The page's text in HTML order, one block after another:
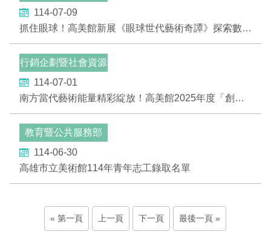
抓住眼球！高美館新展《眼球世代藝術奇譚》探索數位原生世代創作密碼
部
114-07-09
南方當代藝術能量精彩綻放！高美館2025年度「創作論壇」、「KSpace 高雄實驗場」展覽徵件計畫獲選名單公布
行銷企劃暨社會資源
部
114-07-01
高雄市立美術館114年青年志工錄取名單
教育暨公共服務部
114-06-30
第一頁 上一頁 下一頁 最後一頁